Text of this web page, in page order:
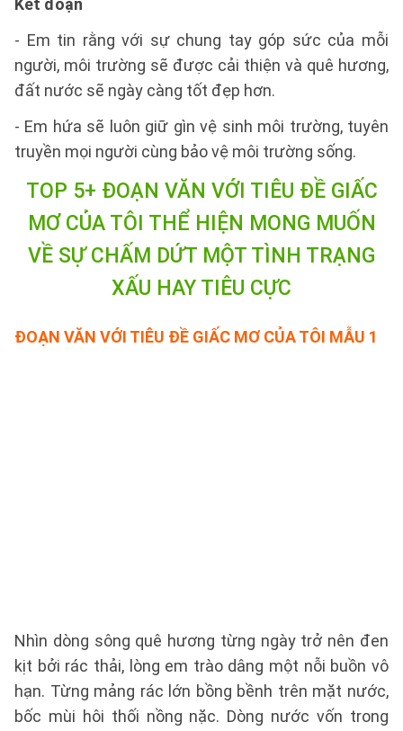
Kết đoạn
- Em tin rằng với sự chung tay góp sức của mỗi
người, môi trường sẽ được cải thiện và quê hương,
đất nước sẽ ngày càng tốt đẹp hơn.
- Em hứa sẽ luôn giữ gìn vệ sinh môi trường, tuyên
truyền mọi người cùng bảo vệ môi trường sống.
TOP 5+ ĐOẠN VĂN VỚI TIÊU ĐỀ GIẤC
MƠ CỦA TÔI THỂ HIỆN MONG MUỐN
VỀ SỰ CHẤM DỨT MỘT TÌNH TRẠNG
XẤU HAY TIÊU CỰC
ĐOẠN VĂN VỚI TIÊU ĐỀ GIẤC MƠ CỦA TÔI MẪU 1
Nhìn dòng sông quê hương từng ngày trở nên đen
kịt bởi rác thải, lòng em trào dâng một nỗi buồn vô
hạn. Từng mảng rác lớn bồng bềnh trên mặt nước,
bốc mùi hôi thối nồng nặc. Dòng nước vốn trong